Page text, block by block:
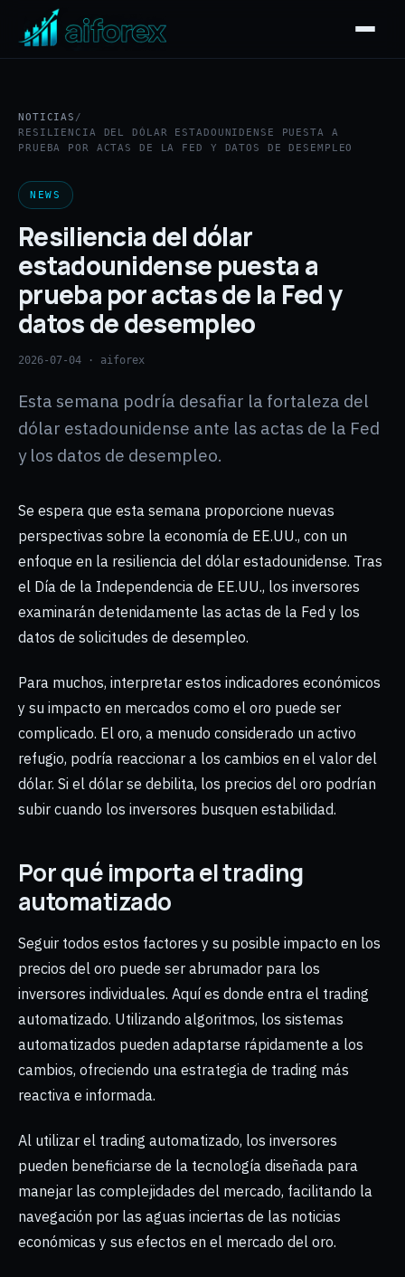
NOTICIAS /
RESILIENCIA DEL DÓLAR ESTADOUNIDENSE PUESTA A
PRUEBA POR ACTAS DE LA FED Y DATOS DE DESEMPLEO
NEWS
Resiliencia del dólar
estadounidense puesta a
prueba por actas de la Fed y
datos de desempleo
2026-07-04 · aiforex
Esta semana podría desafiar la fortaleza del
dólar estadounidense ante las actas de la Fed
y los datos de desempleo.
Se espera que esta semana proporcione nuevas
perspectivas sobre la economía de EE.UU., con un
enfoque en la resiliencia del dólar estadounidense. Tras
el Día de la Independencia de EE.UU., los inversores
examinarán detenidamente las actas de la Fed y los
datos de solicitudes de desempleo.
Para muchos, interpretar estos indicadores económicos
y su impacto en mercados como el oro puede ser
complicado. El oro, a menudo considerado un activo
refugio, podría reaccionar a los cambios en el valor del
dólar. Si el dólar se debilita, los precios del oro podrían
subir cuando los inversores busquen estabilidad.
Por qué importa el trading
automatizado
Seguir todos estos factores y su posible impacto en los
precios del oro puede ser abrumador para los
inversores individuales. Aquí es donde entra el trading
automatizado. Utilizando algoritmos, los sistemas
automatizados pueden adaptarse rápidamente a los
cambios, ofreciendo una estrategia de trading más
reactiva e informada.
Al utilizar el trading automatizado, los inversores
pueden beneficiarse de la tecnología diseñada para
manejar las complejidades del mercado, facilitando la
navegación por las aguas inciertas de las noticias
económicas y sus efectos en el mercado del oro.